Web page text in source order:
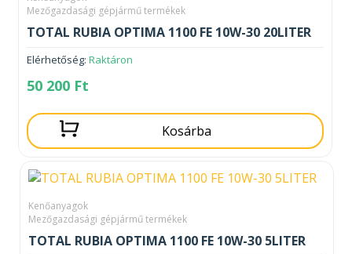
Mezőgazdasági gépjármű termékek
TOTAL RUBIA OPTIMA 1100 FE 10W-30 20LITER
Elérhetőség: Raktáron
50 200 Ft
Kosárba
Kenőanyagok
Mezőgazdasági gépjármű termékek
TOTAL RUBIA OPTIMA 1100 FE 10W-30 5LITER